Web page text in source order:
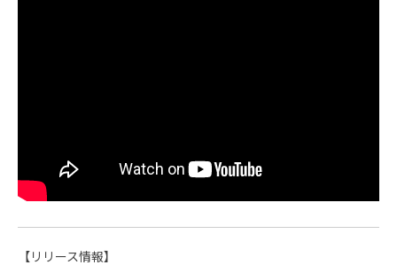
【リリース情報】